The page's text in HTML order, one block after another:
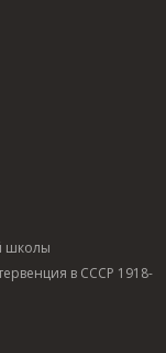
школы
в СССР 1918-